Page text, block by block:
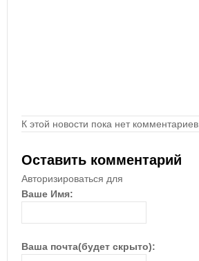
К этой новости пока нет комментариев.
Оставить комментарий
Авторизироваться для
Ваше Имя:
Ваша почта(будет скрыто):